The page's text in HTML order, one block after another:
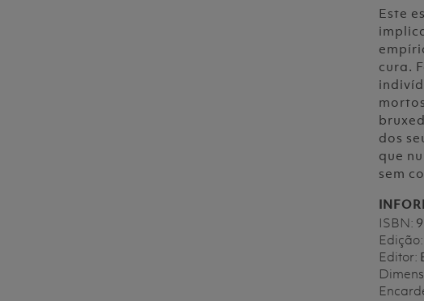
Este
cura.
dos
que
sem
ISBN:
Edição:
Editor: